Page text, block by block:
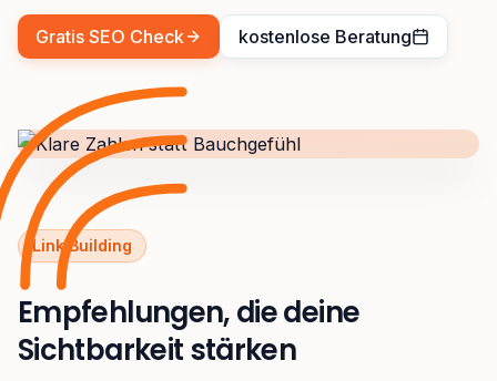
Gratis SEO Check kostenlose Beratung
Link Building
Empfehlungen, die deine
Sichtbarkeit stärken